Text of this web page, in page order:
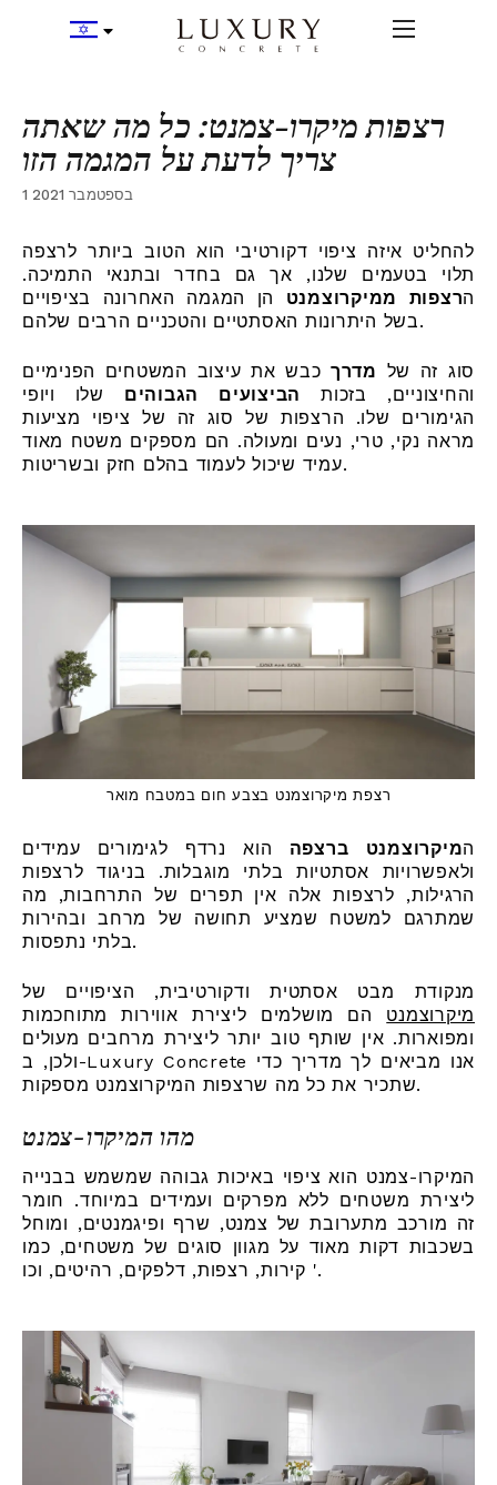
רצפות מיקרו-צמנט: כל מה שאתה
צריך לדעת על המגמה הזו
1 בספטמבר 2021
להחליט איזה ציפוי דקורטיבי הוא הטוב ביותר לרצפה
תלוי בטעמים שלנו, אך גם בחדר ובתנאי התמיכה.
הרצפות ממיקרוצמנט הן המגמה האחרונה בציפויים
בשל היתרונות האסתטיים והטכניים הרבים שלהם.
סוג זה של מדרך כבש את עיצוב המשטחים הפנימיים
והחיצוניים, בזכות
הביצועים הגבוהים שלו ויופי
הגימורים שלו. הרצפות של סוג זה של ציפוי מציעות
מראה נקי, טרי, נעים ומעולה. הם מספקים משטח מאוד
עמיד שיכול לעמוד בהלם חזק ובשריטות.
רצפת מיקרוצמנט בצבע חום במטבח מואר
המיקרוצמנט ברצפה הוא נרדף לגימורים עמידים
ולאפשרויות אסתטיות בלתי מוגבלות. בניגוד לרצפות
הרגילות, לרצפות אלה אין תפרים של התרחבות, מה
שמתרגם למשטח שמציע תחושה של מרחב ובהירות
בלתי נתפסות.
מנקודת מבט אסתטית ודקורטיבית, הציפויים של
מיקרוצמנט
הם מושלמים ליצירת אווירות מתוחכמות
ומפוארות. אין שותף טוב יותר ליצירת מרחבים מעולים
ולכן, ב-Luxury Concrete אנו מביאים לך מדריך כדי
שתכיר את כל מה שרצפות המיקרוצמנט מספקות.
מהו המיקרו-צמנט
המיקרו-צמנט הוא ציפוי באיכות גבוהה שמשמש בבנייה
ליצירת משטחים ללא מפרקים ועמידים במיוחד. חומר
זה מורכב מתערובת של צמנט, שרף ופיגמנטים, ומוחל
בשכבות דקות מאוד על מגוון סוגים של משטחים, כמו
קירות, רצפות, דלפקים, רהיטים, וכו '.